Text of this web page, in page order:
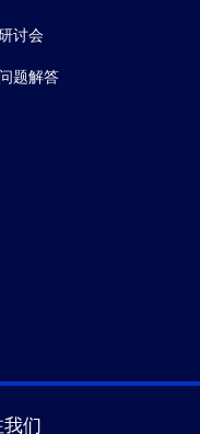
讨会
题解答
我们